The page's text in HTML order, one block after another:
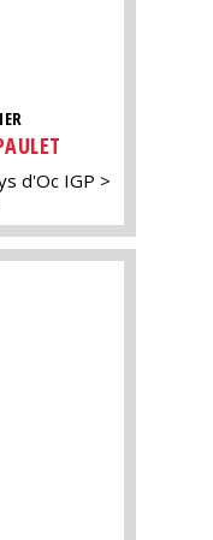
d'Oc IGP